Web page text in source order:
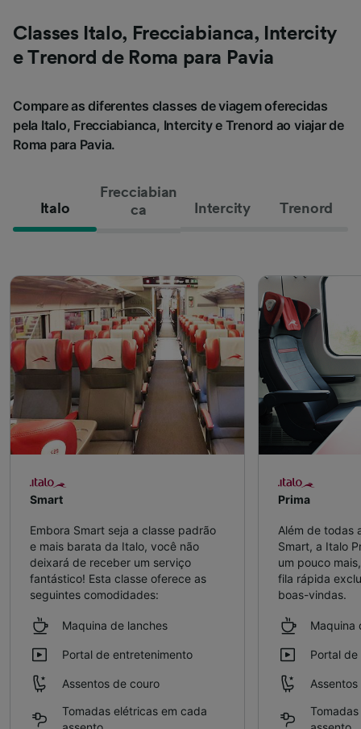
Classes Italo, Frecciabianca, Intercity
e Trenord de Roma para Pavia
Compare as diferentes classes de viagem oferecidas
pela Italo, Frecciabianca, Intercity e Trenord ao viajar de
Roma para Pavia.
Italo
Frecciabian
ca
Intercity Trenord
Smart
Embora Smart seja a classe padrão
e mais barata da Italo, você não
deixará de receber um serviço
fantástico! Esta classe oferece as
seguintes comodidades:
Maquina de lanches
Portal de entretenimento
Assentos de couro
Tomadas elétricas em cada
Prima
Além de todas
Smart, a Italo
um pouco
fila rápida
boas-vindas.
Maquina
Portal